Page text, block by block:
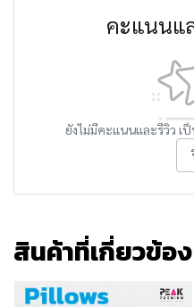
คะแนนแ
ยังไม่มีคะแนนและรีวิว เ
สินค้าที่เกี่ยวข้อง